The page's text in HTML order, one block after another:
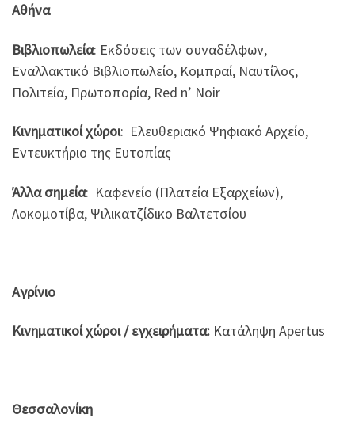
Αθήνα
Βιβλιοπωλεία: Εκδόσεις των συναδέλφων,
Εναλλακτικό Βιβλιοπωλείο, Κομπραί, Ναυτίλος,
Πολιτεία, Πρωτοπορία, Red n’ Noir
Κινηματικοί χώροι: Ελευθεριακό Ψηφιακό Αρχείο,
Εντευκτήριο της Ευτοπίας
Άλλα σημεία: Καφενείο (Πλατεία Εξαρχείων),
Λοκομοτίβα, Ψιλικατζίδικο Βαλτετσίου
Αγρίνιο
Κινηματικοί χώροι / εγχειρήματα: Κατάληψη Apertus
Θεσσαλονίκη